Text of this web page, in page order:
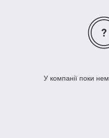
У компанії поки